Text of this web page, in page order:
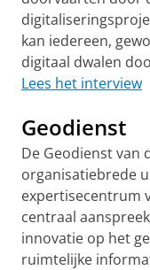
kan iedereen,
digitaal dwalen
Lees het interview
Geodienst
De Geodienst van
organisatiebrede
expertisecentrum
centraal
innovatie op het
ruimtelijke